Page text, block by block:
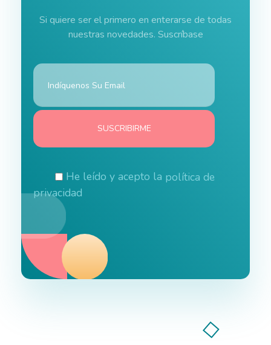
Si quiere ser el primero en enterarse de todas
nuestras novedades. Suscríbase
He leído y acepto la política de
privacidad